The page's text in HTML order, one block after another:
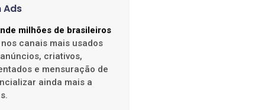
Ads
milhões de brasileiros
canais mais usados
criativos,
e mensuração de
ainda mais a